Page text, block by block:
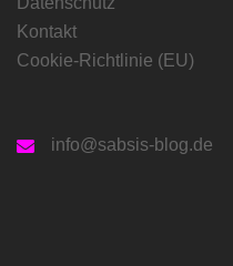
Kontakt
Cookie-Richtlinie (EU)
info@sabsis-blog.de